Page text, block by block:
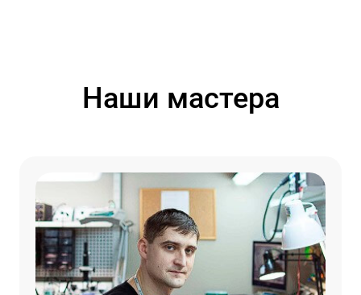
Наши мастера